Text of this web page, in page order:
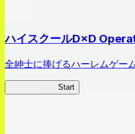
ハイスクールD×D
全紳士に捧げるハーレムゲー
Start